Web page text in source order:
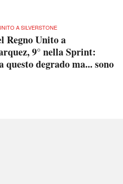
A SILVERSTONE
Regno Unito a
9° nella Sprint:
questo degrado ma... sono